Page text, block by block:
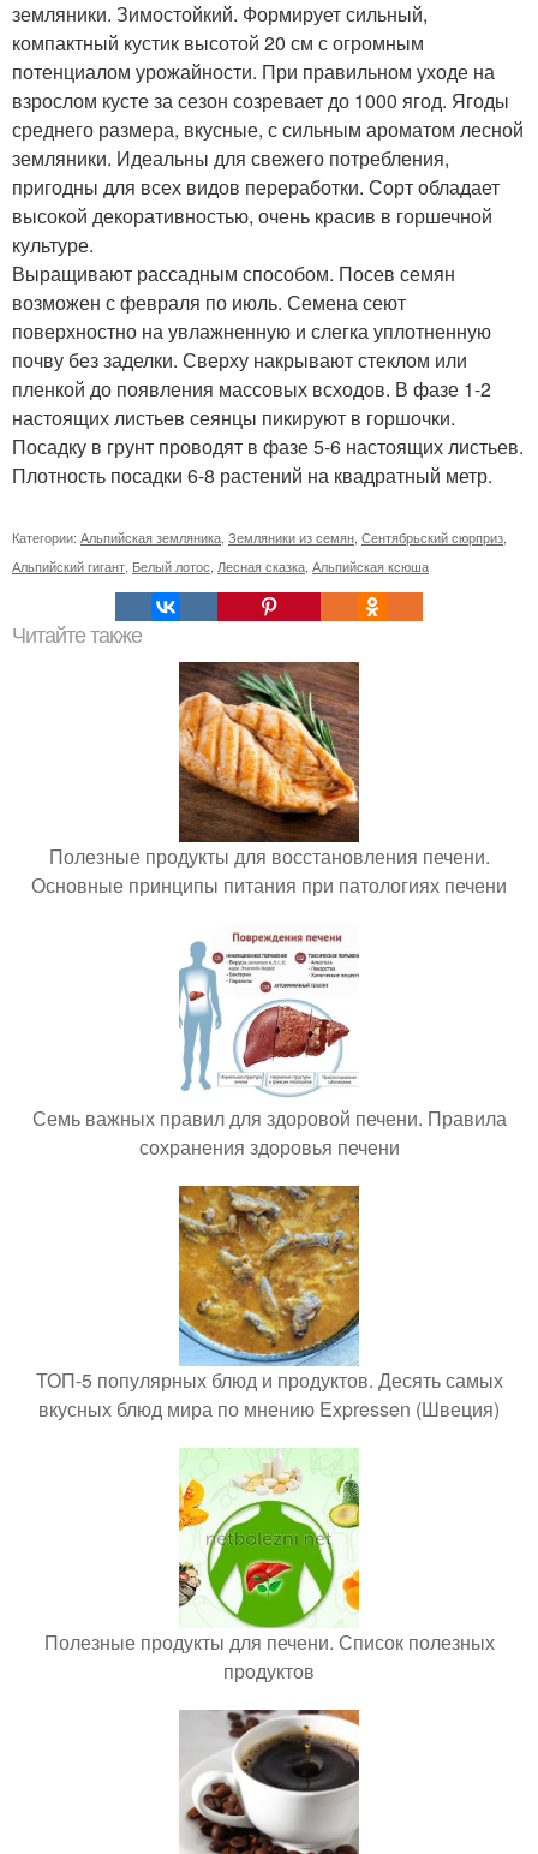
земляники. Зимостойкий. Формирует сильный,
компактный кустик высотой 20 см с огромным
потенциалом урожайности. При правильном уходе на
взрослом кусте за сезон созревает до 1000 ягод. Ягоды
среднего размера, вкусные, с сильным ароматом лесной
земляники. Идеальны для свежего потребления,
пригодны для всех видов переработки. Сорт обладает
высокой декоративностью, очень красив в горшечной
культуре.
Выращивают рассадным способом. Посев семян
возможен с февраля по июль. Семена сеют
поверхностно на увлажненную и слегка уплотненную
почву без заделки. Сверху накрывают стеклом или
пленкой до появления массовых всходов. В фазе 1-2
настоящих листьев сеянцы пикируют в горшочки.
Посадку в грунт проводят в фазе 5-6 настоящих листьев.
Плотность посадки 6-8 растений на квадратный метр.
Категории: Альпийская земляника Земляники из семян Сентябрьский сюрприз
Альпийский гигант Белый лотос Лесная сказка Альпийская ксюша
Читайте также
Полезные продукты для восстановления печени.
Основные принципы питания при патологиях печени
Семь важных правил для здоровой печени. Правила
сохранения здоровья печени
ТОП-5 популярных блюд и продуктов. Десять самых
вкусных блюд мира по мнению Expressen (Швеция)
Полезные продукты для печени. Список полезных
продуктов